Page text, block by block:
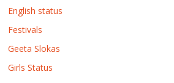
English status
Festivals
Geeta Slokas
Girls Status